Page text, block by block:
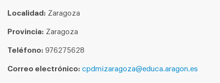
Localidad: Zaragoza
Provincia: Zaragoza
Teléfono: 976275628
Correo electrónico: cpdmizaragoza@educa.aragon.es